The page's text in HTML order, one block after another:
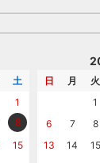
土
1
8
15
日 月 火
1
6
7 8
13
14 15